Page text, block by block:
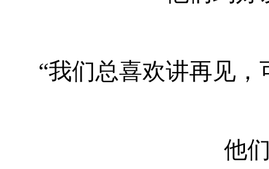
“我们总喜欢讲再见
他